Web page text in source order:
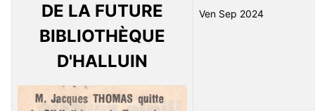
DE LA FUTURE
BIBLIOTHÈQUE
D'HALLUIN
Ven Sep 2024